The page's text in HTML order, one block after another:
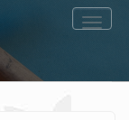
Toggle